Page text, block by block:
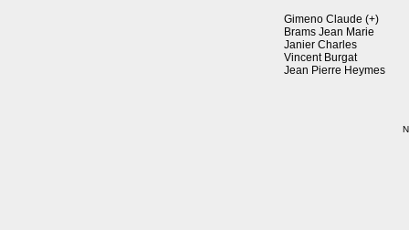
Gimeno Claude (+)
Brams Jean Marie
Janier Charles
Vincent Burgat
Jean Pierre Heymes